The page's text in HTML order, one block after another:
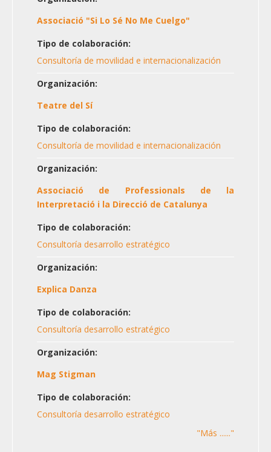
Associació "Si Lo Sé No Me Cuelgo"
Tipo de colaboración:
Consultoría de movilidad e internacionalización
Organización:
Teatre del Sí
Tipo de colaboración:
Consultoría de movilidad e internacionalización
Organización:
Associació de Professionals de la
Interpretació i la Direcció de Catalunya
Tipo de colaboración:
Consultoría desarrollo estratégico
Organización:
Explica Danza
Tipo de colaboración:
Consultoría desarrollo estratégico
Organización:
Mag Stigman
Tipo de colaboración:
Consultoría desarrollo estratégico
"Más ......"